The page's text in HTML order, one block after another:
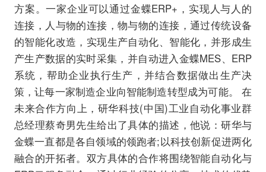
方案。一家企业可以通过金蝶ERP+，实现人与人的
连接，人与物的连接，物与物的连接，通过传统设备
的智能化改造，实现生产自动化、智能化，并形成生
产生产数据的实时采集，并自动进入金蝶MES、ERP
系统，帮助企业执行生产，并结合数据做出生产决
策，让每一家制造企业向智能制造转型成为可能。 在
未来合作方向上，研华科技(中国)工业自动化事业群
总经理蔡奇男先生给出了具体的描述，他说：研华与
金蝶一直都是各自领域的领跑者;以科技创新促进两化
融合的开拓者。双方具体的合作将围绕智能自动化与